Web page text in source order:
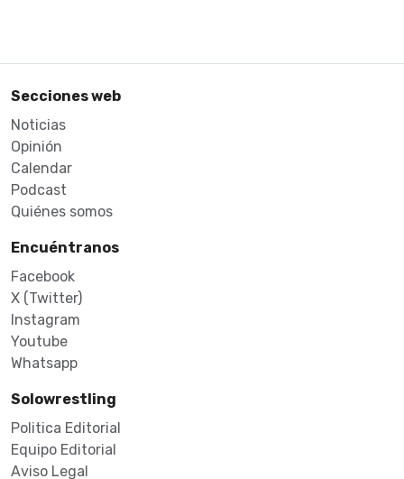
Secciones web
Noticias
Opinión
Calendar
Podcast
Quiénes somos
Encuéntranos
Facebook
X (Twitter)
Instagram
Youtube
Whatsapp
Solowrestling
Politica Editorial
Equipo Editorial
Aviso Legal